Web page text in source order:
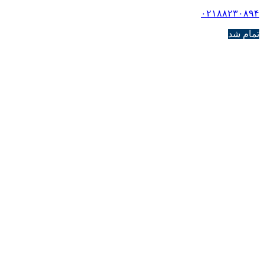
۰۲۱۸۸۲۳۰۸۹۴
تمام شد